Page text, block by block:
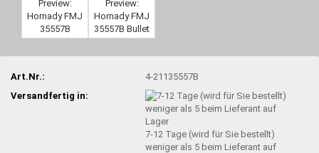
Art.Nr.:
4-21135557B
Versandfertig in:
7-12 Tage (wird für Sie bestellt)
weniger als 5 beim Lieferant auf